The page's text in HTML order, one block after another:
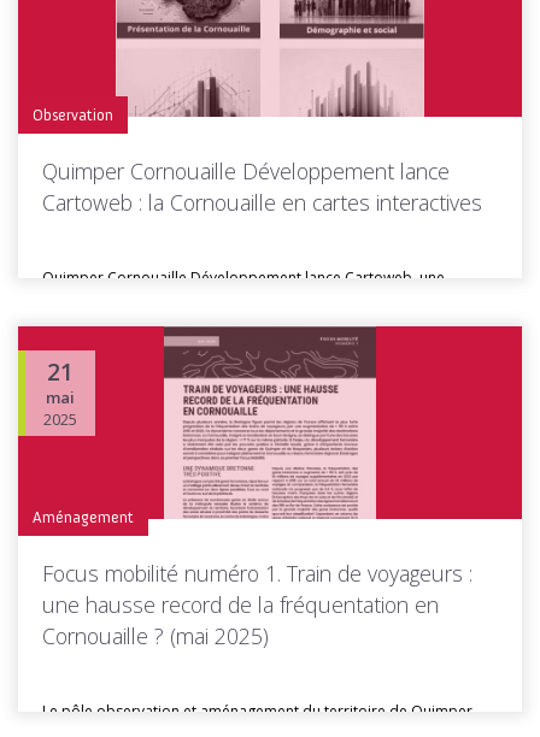
Observation
Quimper Cornouaille Développement lance
Cartoweb : la Cornouaille en cartes interactives
Quimper Cornouaille Développement lance Cartoweb, une
Toutes les actus de cette rubrique
21
mai
2025
Aménagement
Focus mobilité numéro 1. Train de voyageurs :
une hausse record de la fréquentation en
Cornouaille ? (mai 2025)
Le pôle observation et aménagement du territoire de Quimper